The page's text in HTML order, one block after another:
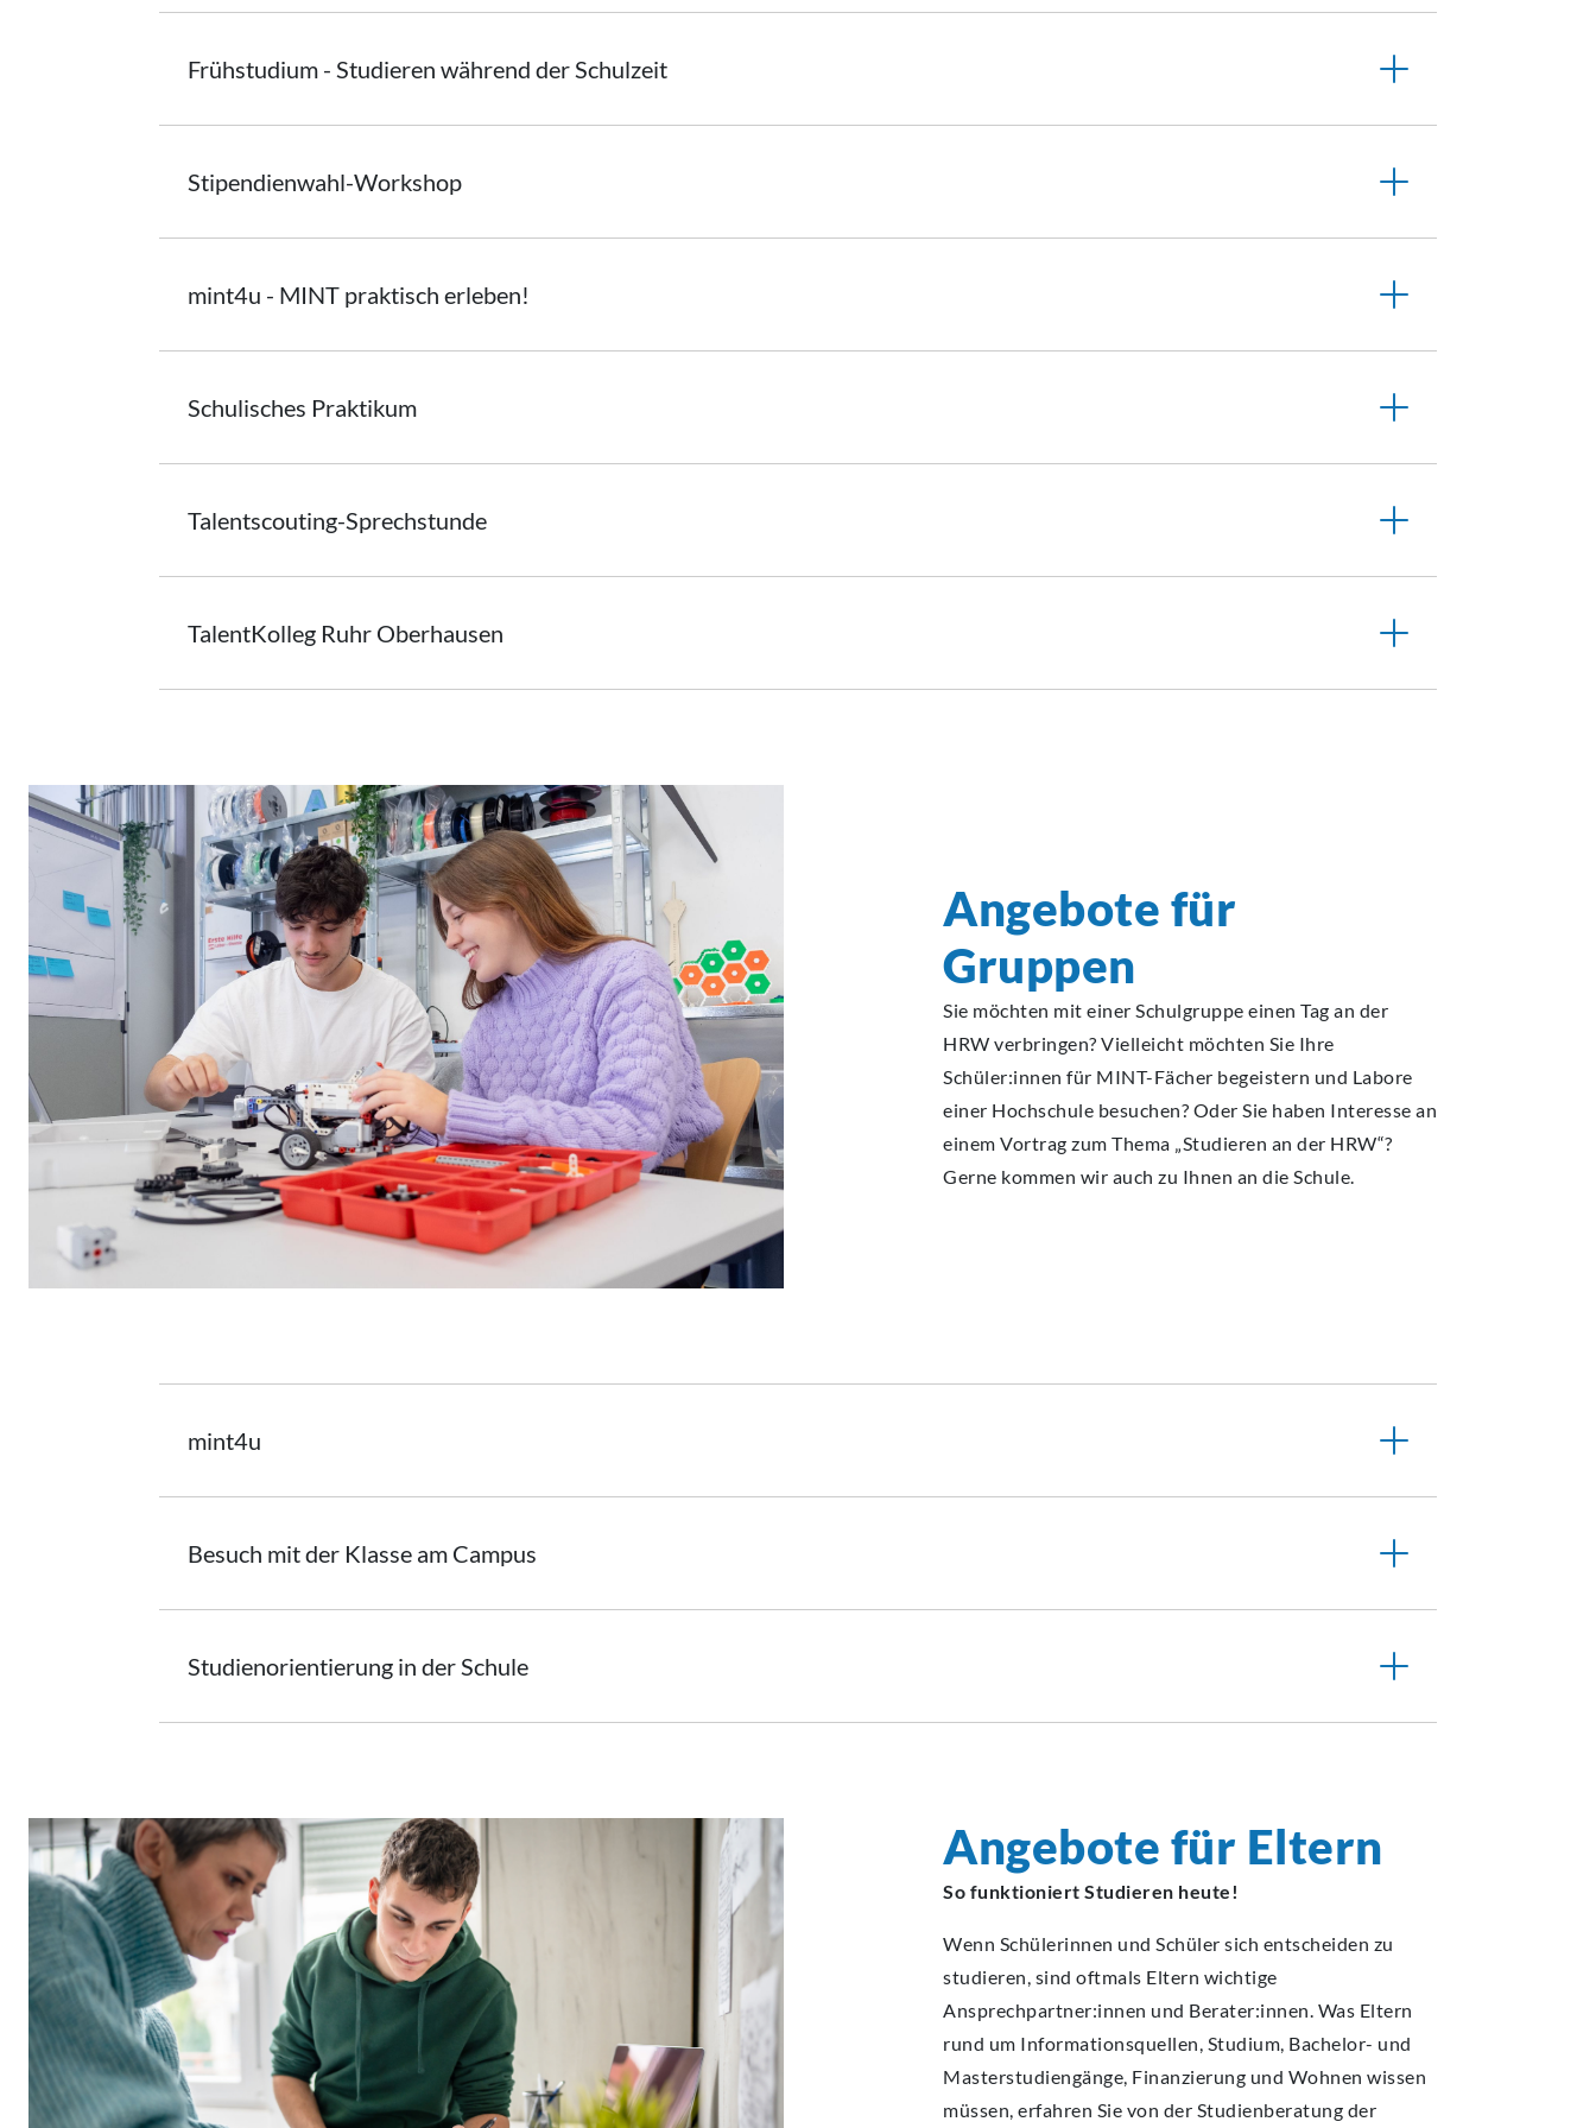
Frühstudium - Studieren während der Schulzeit
Stipendienwahl-Workshop
mint4u - MINT praktisch erleben!
Schulisches Praktikum
Talentscouting-Sprechstunde
TalentKolleg Ruhr Oberhausen
Angebote für
Gruppen
Sie möchten mit einer Schulgruppe einen Tag an der
HRW verbringen? Vielleicht möchten Sie Ihre
Schüler:innen für MINT-Fächer begeistern und Labore
einer Hochschule besuchen? Oder Sie haben Interesse an
einem Vortrag zum Thema „Studieren an der HRW“?
Gerne kommen wir auch zu Ihnen an die Schule.
mint4u
Besuch mit der Klasse am Campus
Studienorientierungin der Schule
Angebote für Eltern
So funktioniert Studieren heute!
Wenn Schülerinnen und Schüler sich entscheiden zu
studieren, sind oftmals Eltern wichtige
Ansprechpartner:innen und Berater:innen. Was Eltern
rund um Informationsquellen, Studium, Bachelor- und
Masterstudiengänge, Finanzierung und Wohnen wissen
müssen, erfahren Sie von der Studienberatung der